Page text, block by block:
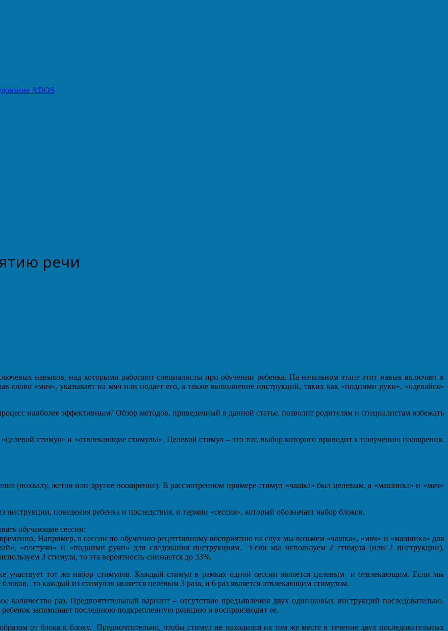
ADOS
речи
навыков, над которыми работают специалисты при обучении ребенка. На начальном этапе этот навык включает в
слово «мяч», указывает на мяч или подает его, а также выполнение инструкций, таких как «подними руки», «одевайся»
наиболее эффективным? Обзор методов, приведенный в данной статье, позволит родителям и специалистам избежать
стимул» и «отвлекающие стимулы». Целевой стимул – это тот, выбор которого приводит к получению поощрения.
(похвалу, жетон или другое поощрение). В рассмотренном примере стимул «чашка» был целевым, а «машинка» и «мяч»
поведения ребенка и последствия, и термин «сессия», который обозначает набор блоков.
обучающие сессии:
Например, в сессии по обучению рецептивному восприятию на слух мы возьмем «чашка», «мяч» и «машинка» для
«постучи» и «подними руки» для следования инструкциям. Если мы используем 2 стимула (или 2 инструкции),
3 стимула, то эта вероятность снижается до 33%.
тот же набор стимулов. Каждый стимул в рамках одной сессии является целевым и отвлекающим. Если мы
то каждый из стимулов является целевым 3 раза, и 6 раз является отвлекающим стимулом.
раз. Предпочтительный вариант – отсутствие предъявления двух одинаковых инструкций последовательно.
запоминает последнюю подкрепленную реакцию и воспроизводит ее.
от блока к блоку. Предпочтительно, чтобы стимул не находился на том же месте в течение двух последовательных